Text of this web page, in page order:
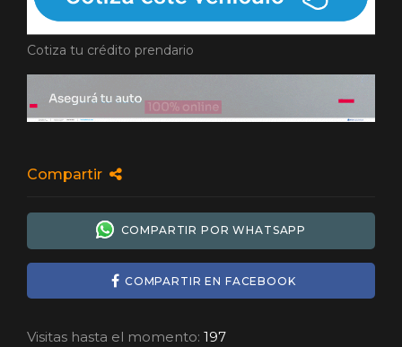
Cotiza tu crédito prendario
Compartir
COMPARTIR POR WHATSAPP
COMPARTIR EN FACEBOOK
Visitas hasta el momento: 197